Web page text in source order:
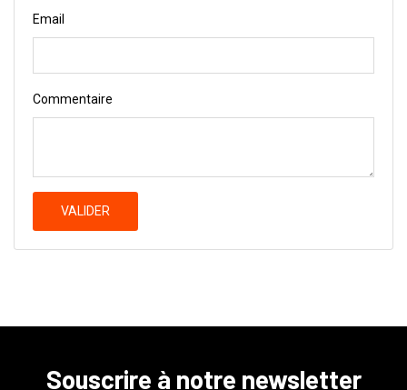
Email
Commentaire
VALIDER
Souscrire à notre newsletter